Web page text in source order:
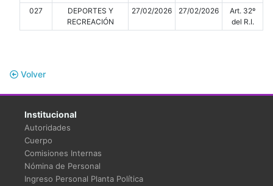
027
DEPORTES Y
RECREACIÓN
27/02/2026 27/02/2026
Art. 32º
del R.I.
Volver
Institucional
Autoridades
Cuerpo
Comisiones Internas
Nómina de Personal
Ingreso Personal Planta Política